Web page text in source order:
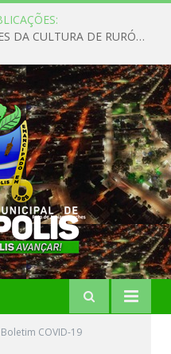
ESCUTA PÚBLICA COM AUTORES DA CULTURA DE RURÓPOLIS
Boletim COVID-19